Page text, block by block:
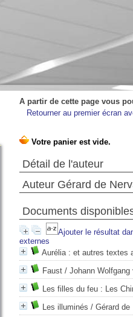
A partir de cette page vous
Retourner au premier écran
Détail de l'auteur
Auteur Gérard de
Documents
Ajouter le résultat
externes
Aurélia : et autres textes
Faust / Johann Wolfgang
Les filles du feu : Les
Les illuminés / Gérard de